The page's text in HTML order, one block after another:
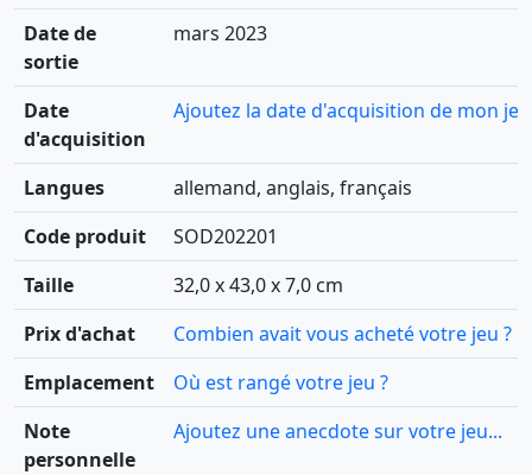
Date de
sortie
mars 2023
Date
d'acquisition
Ajoutez la date d'acquisition de mon jeu
Langues
allemand, anglais, français
Code produit
SOD202201
Taille
32,0 x 43,0 x 7,0 cm
Prix d'achat
Combien avait vous acheté votre jeu ?
Emplacement
Où est rangé votre jeu ?
Note
personnelle
Ajoutez une anecdote sur votre jeu...